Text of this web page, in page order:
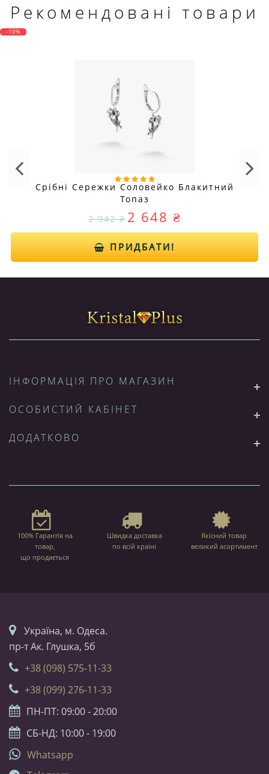
Рекомендовані товари
-10%
Срібні Сережки Соловейко Блакитний
Топаз
2 942 ₴ 2 648 ₴
ПРИДБАТИ!
ІНФОРМАЦІЯ ПРО МАГАЗИН
ОСОБИСТИЙ КАБІНЕТ
ДОДАТКОВО
100% Гарантія на
товар,
що продається
Швидка доставка
по всій країні
Якісний товар
великий асортимент
Українa, м. Одеса.
пр-т Ак. Глушка, 5б
+38 (098) 575-11-33
+38 (099) 276-11-33
ПН-ПТ: 09:00 - 20:00
СБ-НД: 10:00 - 19:00
Whatsapp